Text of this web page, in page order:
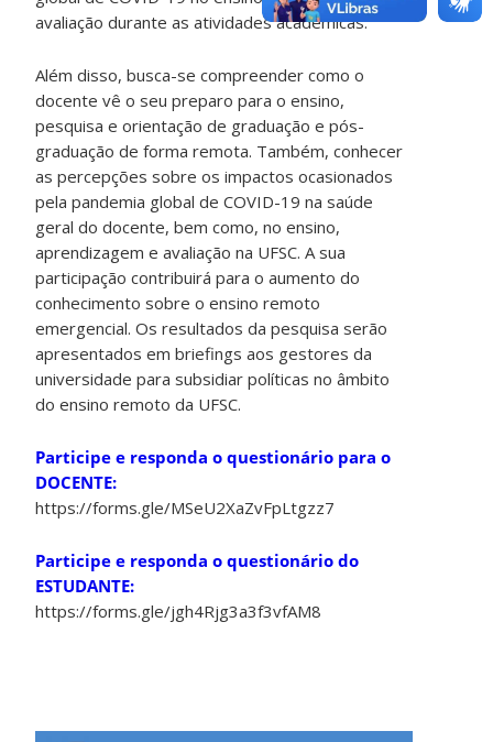
avaliação durante as atividades acadêmicas.
Além disso, busca-se compreender como o
docente vê o seu preparo para o ensino,
pesquisa e orientação de graduação e pós-
graduação de forma remota. Também, conhecer
as percepções sobre os impactos ocasionados
pela pandemia global de COVID-19 na saúde
geral do docente, bem como, no ensino,
aprendizagem e avaliação na UFSC. A sua
participação contribuirá para o aumento do
conhecimento sobre o ensino remoto
emergencial. Os resultados da pesquisa serão
apresentados em briefings aos gestores da
universidade para subsidiar políticas no âmbito
do ensino remoto da UFSC.
Participe e responda o questionário para o
DOCENTE:
https://forms.gle/MSeU2XaZvFpLtgzz7
Participe e responda o questionário do
ESTUDANTE:
https://forms.gle/jgh4Rjg3a3f3vfAM8